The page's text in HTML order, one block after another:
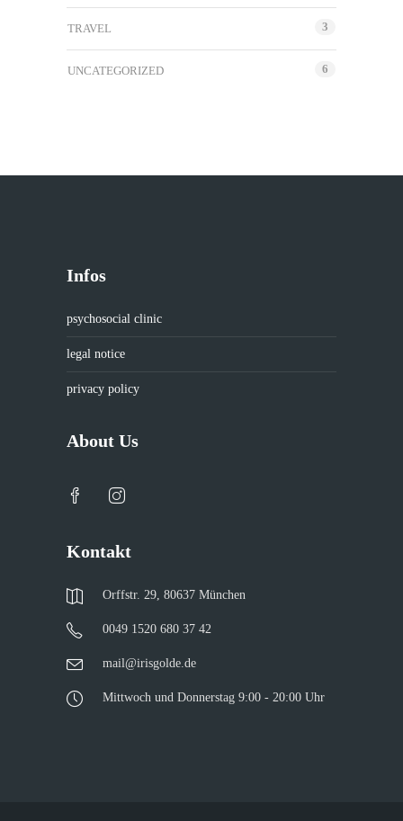
TRAVEL 3
UNCATEGORIZED 6
Infos
psychosocial clinic
legal notice
privacy policy
About Us
Kontakt
Orffstr. 29, 80637 München
0049 1520 680 37 42
mail@irisgolde.de
Mittwoch und Donnerstag 9:00 - 20:00 Uhr